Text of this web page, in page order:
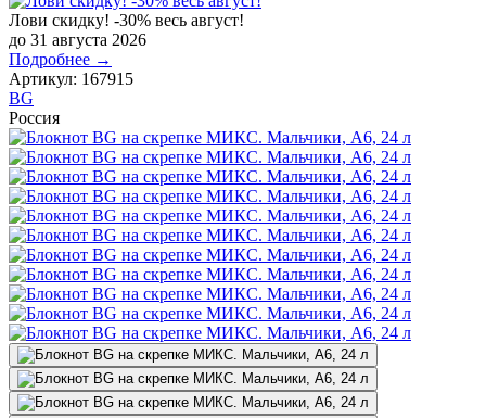
Лови скидку! -30% весь август!
до 31 августа 2026
Подробнее →
Артикул: 167915
BG
Россия